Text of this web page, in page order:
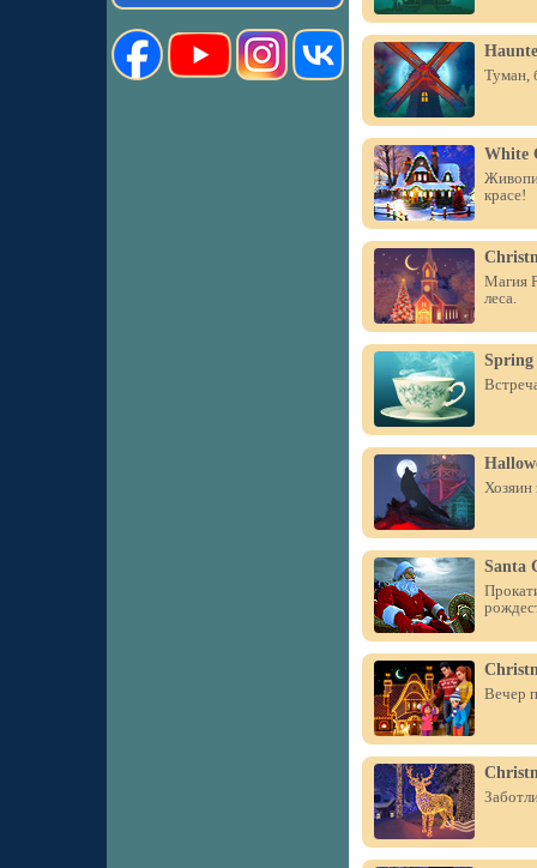
Туман,
White
красе!
Магия
леса.
Хозяин
Santa
Вечер